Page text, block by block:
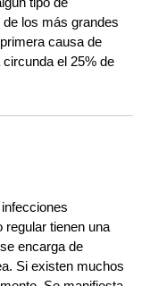
los más grandes
causa de
el 25% de
regular tienen una
encarga de
Si existen muchos